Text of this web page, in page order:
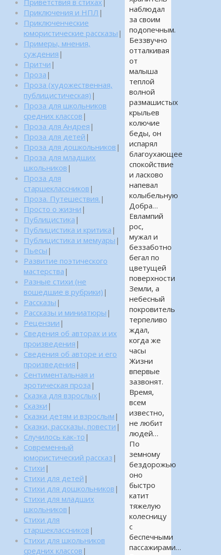
наблюдал
за своим
подопечным.
Беззвучно
отталкивая
от
малыша
теплой
волной
размашистых
крыльев
колючие
беды, он
испарял
благоухающее
спокойствие
и ласково
напевал
колыбельную
Добра…
Евлампий
рос,
мужал и
беззаботно
бегал по
цветущей
поверхности
Земли, а
небесный
покровитель
терпеливо
ждал,
когда же
часы
Жизни
впервые
зазвонят.
Время,
всем
известно,
не любит
людей…
По
земному
бездорожью
оно
быстро
катит
тяжелую
колесницу
с
беспечными
пассажирами…
Приветствия в стихах
Приключения и НПЛ |
Приключенческие
юмористические рассказы |
Примеры, мнения,
суждения |
Притчи |
Проза |
Проза (художественная,
публицистическая) |
Проза для школьников
средних классов |
Проза для Андрея |
Проза для детей |
Проза для дошкольников |
Проза для младших
школьников |
Проза для
старшеклассников |
Проза. Путешествия. |
Просто о жизни |
Публицистика |
Публицистика и критика |
Публицистика и мемуары |
Пьесы |
Развитие поэтического
мастерства |
Разные стихи (не
вошедшие в рубрики) |
Рассказы |
Рассказы и миниатюры |
Рецензии |
Сведения об авторах и их
произведения |
Сведения об авторе и его
произведения |
Сентиментальная и
эротическая проза |
Сказка для взрослых |
Сказки |
Сказки детям и взрослым |
Сказки, рассказы, повести |
Случилось как-то |
Современный
юмористический рассказ |
Стихи |
Стихи для детей |
Стихи для дошкольников |
Стихи для младших
школьников |
Стихи для
старшеклассников |
Стихи для школьников
средних классов |